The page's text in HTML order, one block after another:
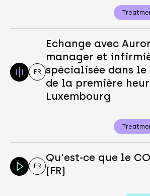
FR
Echange avec
manager et
spécialisée dans le
de la première
Luxembourg
FR
Qu'est-ce que le
(FR)